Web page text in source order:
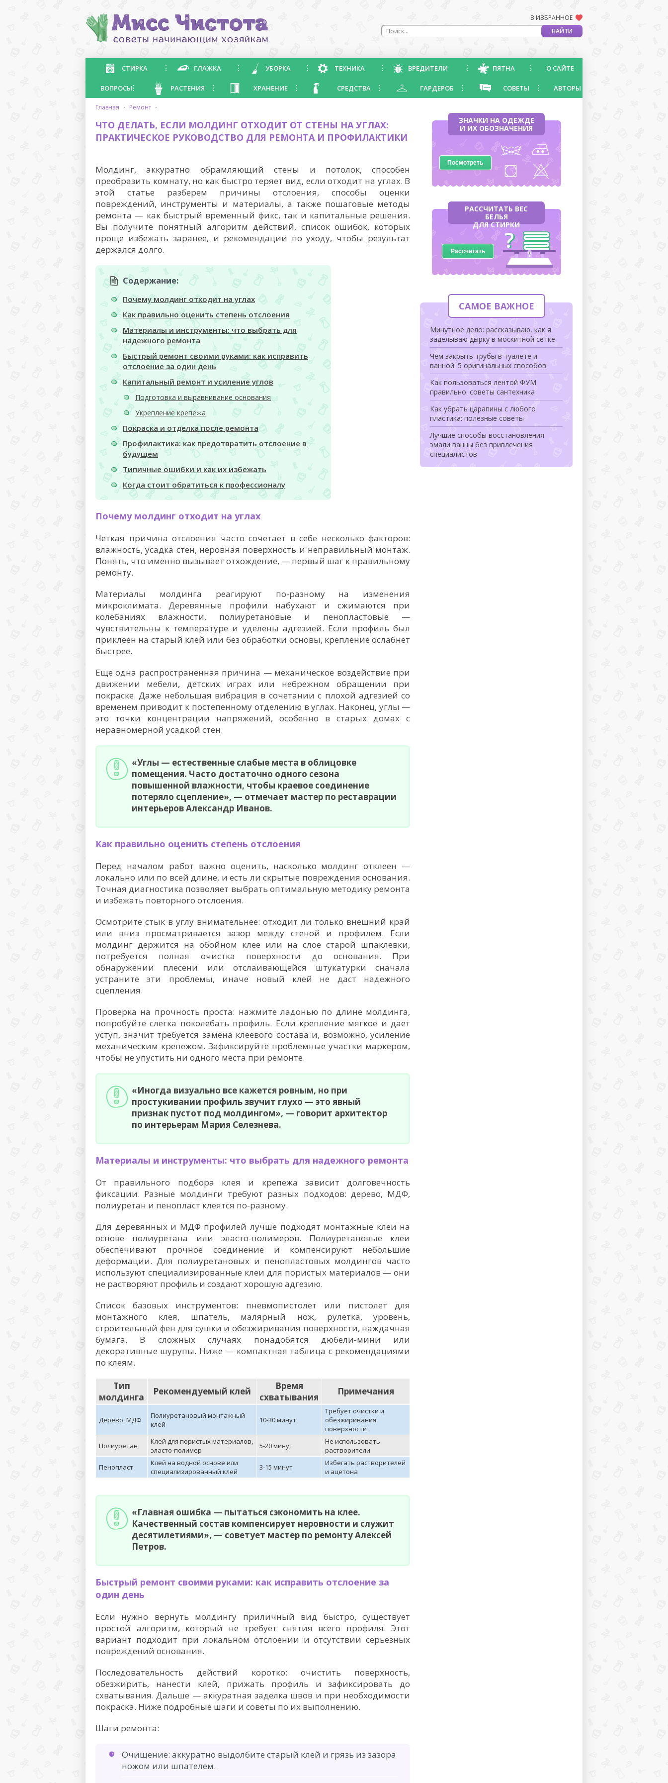
В ИЗБРАННОЕ
СТИРКА ГЛАЖКА УБОРКА ТЕХНИКА ВРЕДИТЕЛИ ПЯТНА О САЙТЕ
ВОПРОСЫ РАСТЕНИЯ ХРАНЕНИЕ СРЕДСТВА ГАРДЕРОБ СОВЕТЫ АВТОРЫ
главная · ремонт ·
ЧТО ДЕЛАТЬ, ЕСЛИ МОЛДИНГ ОТХОДИТ ОТ СТЕНЫ НА УГЛАХ:
ПРАКТИЧЕСКОЕ РУКОВОДСТВО ДЛЯ РЕМОНТА И ПРОФИЛАКТИКИ
Молдинг, аккуратно обрамляющий стены и потолок, способен
преобразить комнату, но как быстро теряет вид, если отходит на углах. В
этой статье разберем причины отслоения, способы оценки
повреждений, инструменты и материалы, а также пошаговые методы
ремонта — как быстрый временный фикс, так и капитальные решения.
Вы получите понятный алгоритм действий, список ошибок, которых
проще избежать заранее, и рекомендации по уходу, чтобы результат
держался долго.
Содержание:
Почему молдинг отходит на углах
Как правильно оценить степень отслоения
Материалы и инструменты: что выбрать для
надежного ремонта
Быстрый ремонт своими руками: как исправить
отслоение за один день
Капитальный ремонт и усиление углов
Подготовка и выравнивание основания
Укрепление крепежа
Покраска и отделка после ремонта
Профилактика: как предотвратить отслоение в
будущем
Типичные ошибки и как их избежать
Когда стоит обратиться к профессионалу
Почему молдинг отходит на углах
Четкая причина отслоения часто сочетает в себе несколько факторов:
влажность, усадка стен, неровная поверхность и неправильный монтаж.
Понять, что именно вызывает отхождение, — первый шаг к правильному
ремонту.
Материалы молдинга реагируют по-разному на изменения
микроклимата. Деревянные профили набухают и сжимаются при
колебаниях влажности, полиуретановые и пенопластовые —
чувствительны к температуре и уделены адгезией. Если профиль был
приклеен на старый клей или без обработки основы, крепление ослабнет
быстрее.
Еще одна распространенная причина — механическое воздействие при
движении мебели, детских играх или небрежном обращении при
покраске. Даже небольшая вибрация в сочетании с плохой адгезией со
временем приводит к постепенному отделению в углах. Наконец, углы —
это точки концентрации напряжений, особенно в старых домах с
неравномерной усадкой стен.
«Углы — естественные слабые места в облицовке
помещения. Часто достаточно одного сезона
повышенной влажности, чтобы краевое соединение
потеряло сцепление», — отмечает мастер по реставрации
интерьеров Александр Иванов.
Как правильно оценить степень отслоения
Перед началом работ важно оценить, насколько молдинг отклеен —
локально или по всей длине, и есть ли скрытые повреждения основания.
Точная диагностика позволяет выбрать оптимальную методику ремонта
и избежать повторного отслоения.
Осмотрите стык в углу внимательнее: отходит ли только внешний край
или вниз просматривается зазор между стеной и профилем. Если
молдинг держится на обойном клее или на слое старой шпаклевки,
потребуется полная очистка поверхности до основания. При
обнаружении плесени или отслаивающейся штукатурки сначала
устраните эти проблемы, иначе новый клей не даст надежного
сцепления.
Проверка на прочность проста: нажмите ладонью по длине молдинга,
попробуйте слегка поколебать профиль. Если крепление мягкое и дает
уступ, значит требуется замена клеевого состава и, возможно, усиление
механическим крепежом. Зафиксируйте проблемные участки маркером,
чтобы не упустить ни одного места при ремонте.
«Иногда визуально все кажется ровным, но при
простукивании профиль звучит глухо — это явный
признак пустот под молдингом», — говорит архитектор
по интерьерам Мария Селезнева.
Материалы и инструменты: что выбрать для надежного ремонта
От правильного подбора клея и крепежа зависит долговечность
фиксации. Разные молдинги требуют разных подходов: дерево, МДФ,
полиуретан и пенопласт клеятся по-разному.
Для деревянных и МДФ профилей лучше подходят монтажные клеи на
основе полиуретана или эласто-полимеров. Полиуретановые клеи
обеспечивают прочное соединение и компенсируют небольшие
деформации. Для полиуретановых и пенопластовых молдингов часто
используют специализированные клеи для пористых материалов — они
не растворяют профиль и создают хорошую адгезию.
Список базовых инструментов: пневмопистолет или пистолет для
монтажного клея, шпатель, малярный нож, рулетка, уровень,
строительный фен для сушки и обезжиривания поверхности, наждачная
бумага. В сложных случаях понадобятся дюбели-мини или
декоративные шурупы. Ниже — компактная таблица с рекомендациями
по клеям.
Тип
молдинга
Рекомендуемый клей
Время
схватывания
Примечания
Дерево, МДФ
Полиуретановый монтажный
клей
10-30 минут
Требует очистки и
обезжиривания
поверхности
Полиуретан
Клей для пористых материалов,
эласто-полимер
5-20 минут
Не использовать
растворители
Пенопласт
Клей на водной основе или
специализированный клей
3-15 минут
Избегать растворителей
и ацетона
«Главная ошибка — пытаться сэкономить на клее.
Качественный состав компенсирует неровности и служит
десятилетиями», — советует мастер по ремонту Алексей
Петров.
Быстрый ремонт своими руками: как исправить отслоение за
один день
Если нужно вернуть молдингу приличный вид быстро, существует
простой алгоритм, который не требует снятия всего профиля. Этот
вариант подходит при локальном отслоении и отсутствии серьезных
повреждений основания.
Последовательность действий коротко: очистить поверхность,
обезжирить, нанести клей, прижать профиль и зафиксировать до
схватывания. Дальше — аккуратная заделка швов и при необходимости
покраска. Ниже подробные шаги и советы по их выполнению.
Шаги ремонта:
Очищение: аккуратно выдолбите старый клей и грязь из зазора
ножом или шпателем.
ЗНАЧКИ НА ОДЕЖДЕ
И ИХ ОБОЗНАЧЕНИЯ
Посмотреть
РАССЧИТАТЬ ВЕС
БЕЛЬЯ
ДЛЯ СТИРКИ
Рассчитать
САМОЕ ВАЖНОЕ
Минутное дело: рассказываю, как я
заделываю дырку в москитной сетке
Чем закрыть трубы в туалете и
ванной: 5 оригинальных способов
Как пользоваться лентой ФУМ
правильно: советы сантехника
Как убрать царапины с любого
пластика: полезные советы
Лучшие способы восстановления
эмали ванны без привлечения
специалистов